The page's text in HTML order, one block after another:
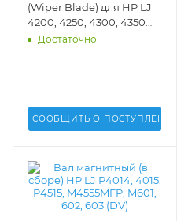
(Wiper Blade) для HP LJ
4200, 4250, 4300, 4350
(DV Inc.) - DV-WB-
Достаточно
СООБЩИТЬ О ПОСТУПЛЕНИИ